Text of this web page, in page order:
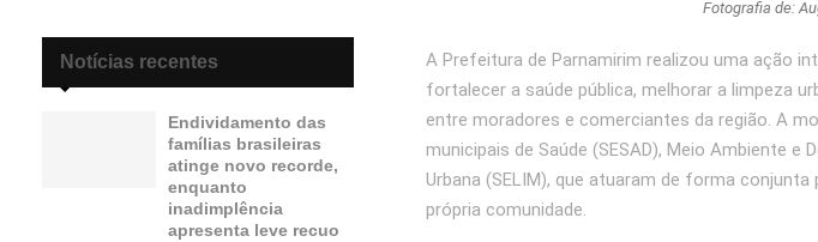
Fotografia de:
A Prefeitura de Parnamirim realizou uma ação
fortalecer a saúde pública, melhorar a limpeza
entre moradores e comerciantes da região. A
municipais de Saúde (SESAD), Meio Ambiente e
Urbana (SELIM), que atuaram de forma
própria comunidade.
Notícias recentes
Endividamento das
famílias brasileiras
atinge novo recorde,
enquanto
inadimplência
apresenta leve recuo